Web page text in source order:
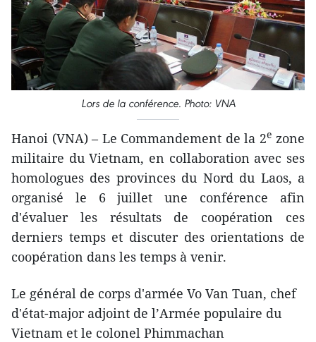
Lors de la conférence. Photo: VNA
Hanoi (VNA) – Le Commandement de la 2e zone
militaire du Vietnam, en collaboration avec ses
homologues des provinces du Nord du Laos, a
organisé le 6 juillet une conférence afin
d'évaluer les résultats de coopération ces
derniers temps et discuter des orientations de
coopération dans les temps à venir.
Le général de corps d'armée Vo Van Tuan, chef
d'état-major adjoint de l’Armée populaire du
Vietnam et le colonel Phimmachan